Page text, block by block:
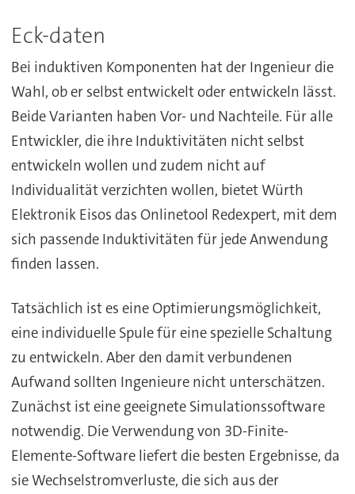
Eck-daten
Bei induktiven Komponenten hat der Ingenieur die
Wahl, ob er selbst entwickelt oder entwickeln lässt.
Beide Varianten haben Vor- und Nachteile. Für alle
Entwickler, die ihre Induktivitäten nicht selbst
entwickeln wollen und zudem nicht auf
Individualität verzichten wollen, bietet Würth
Elektronik Eisos das Onlinetool Redexpert, mit dem
sich passende Induktivitäten für jede Anwendung
finden lassen.
Tatsächlich ist es eine Optimierungsmöglichkeit,
eine individuelle Spule für eine spezielle Schaltung
zu entwickeln. Aber den damit verbundenen
Aufwand sollten Ingenieure nicht unterschätzen.
Zunächst ist eine geeignete Simulationssoftware
notwendig. Die Verwendung von 3D-Finite-
Elemente-Software liefert die besten Ergebnisse, da
sie Wechselstromverluste, die sich aus der